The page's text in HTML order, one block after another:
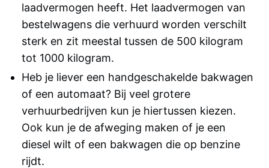
laadvermogen heeft. Het laadvermogen van
bestelwagens die verhuurd worden verschilt
sterk en zit meestal tussen de 500 kilogram
tot 1000 kilogram.
Heb je liever een handgeschakelde bakwagen
of een automaat? Bij veel grotere
verhuurbedrijven kun je hiertussen kiezen.
Ook kun je de afweging maken of je een
diesel wilt of een bakwagen die op benzine
rijdt.